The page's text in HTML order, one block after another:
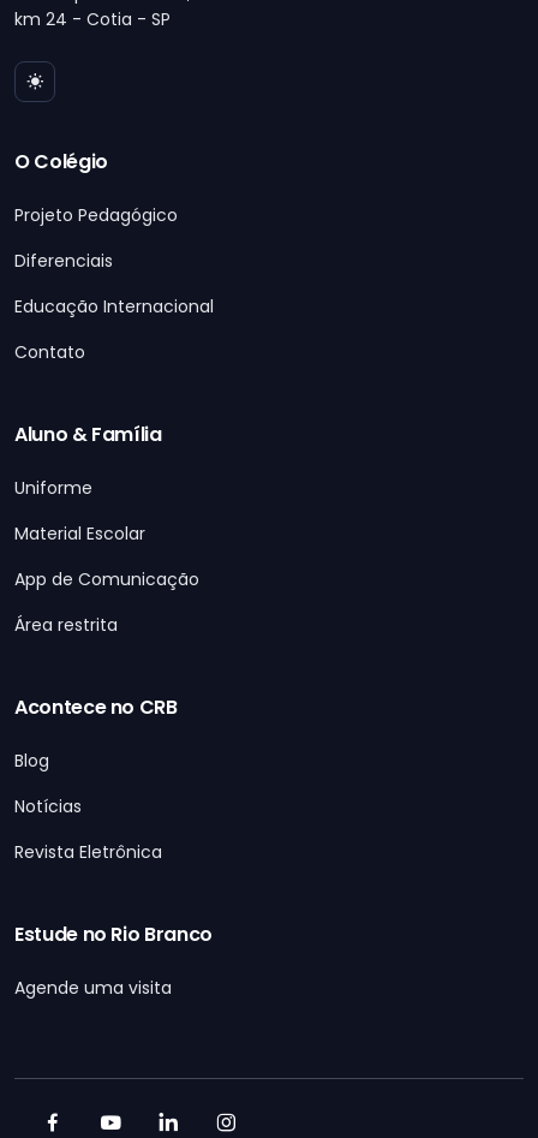
km 24 - Cotia - SP
O Colégio
Projeto Pedagógico
Diferenciais
Educação Internacional
Contato
Aluno & Família
Uniforme
Material Escolar
App de Comunicação
Área restrita
Acontece no CRB
Blog
Notícias
Revista Eletrônica
Estude no Rio Branco
Agende uma visita